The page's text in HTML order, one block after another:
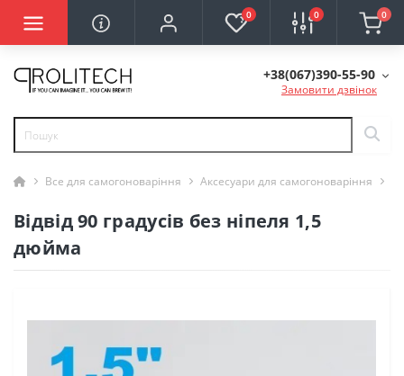
0 0 0
+38(067)390-55-90
Замовити дзвінок
Все для самогоноваріння Аксесуари для самогоноваріння
Відвід 90 градусів без ніпеля 1,5
дюйма